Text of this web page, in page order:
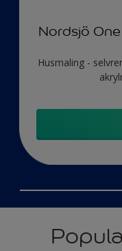
Nordsjö
Husmaling -